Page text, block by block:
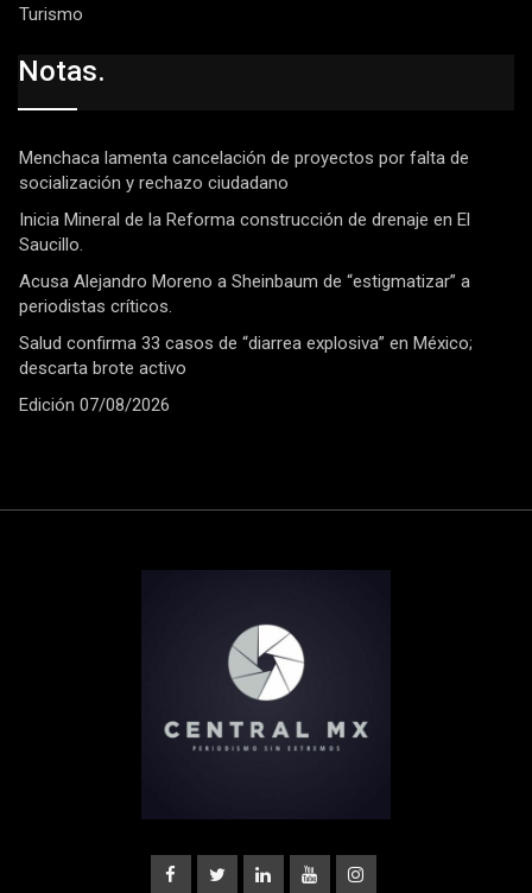
Turismo
Notas.
Menchaca lamenta cancelación de proyectos por falta de
socialización y rechazo ciudadano
Inicia Mineral de la Reforma construcción de drenaje en El
Saucillo.
Acusa Alejandro Moreno a Sheinbaum de “estigmatizar” a
periodistas críticos.
Salud confirma 33 casos de “diarrea explosiva” en México;
descarta brote activo
Edición 07/08/2026